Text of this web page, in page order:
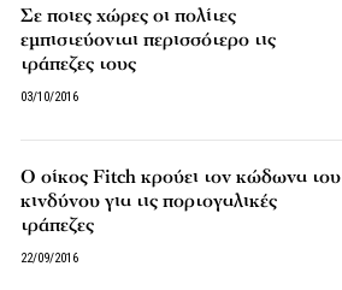
Σε ποιες χώρες οι πολίτες
εμπιστεύονται περισσότερο τις
τράπεζες τους
03/10/2016
Ο οίκος Fitch κρούει τον κώδωνα του
κινδύνου για τις πορτογαλικές
τράπεζες
22/09/2016